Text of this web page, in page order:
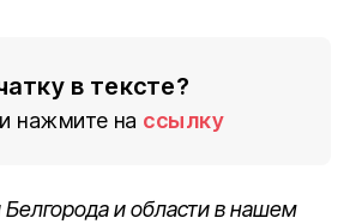
в тексте?
нажмите на ссылку
и области в нашем